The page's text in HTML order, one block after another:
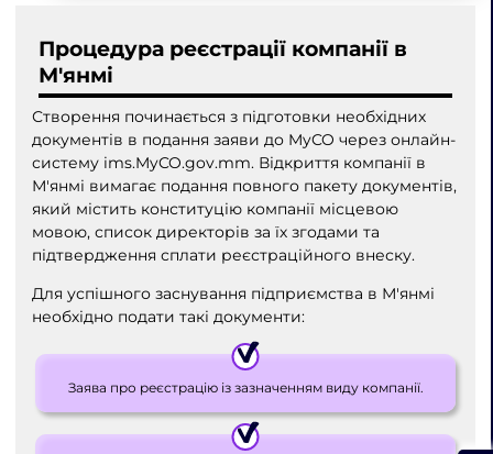
Процедура реєстрації компанії в
М'янмі
Створення починається з підготовки необхідних
документів в подання заяви до MyCO через онлайн-
систему ims.MyCO.gov.mm. Відкриття компанії в
М'янмі вимагає подання повного пакету документів,
який містить конституцію компанії місцевою
мовою, список директорів за їх згодами та
підтвердження сплати реєстраційного внеску.
Для успішного заснування підприємства в М'янмі
необхідно подати такі документи:
Заява про реєстрацію із зазначенням виду компанії.